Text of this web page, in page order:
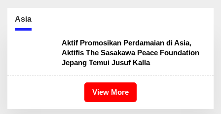
Asia
Aktif Promosikan Perdamaian di Asia,
Aktifis The Sasakawa Peace Foundation
Jepang Temui Jusuf Kalla
View More